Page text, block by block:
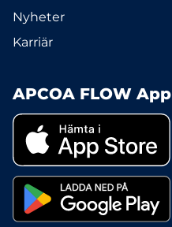
Nyheter
Karriär
APCOA FLOW App